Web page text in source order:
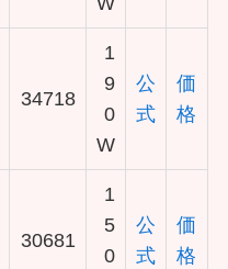
34718
1
9
0
W
公
式
価
格
30681
1
5
0
公
式
価
格